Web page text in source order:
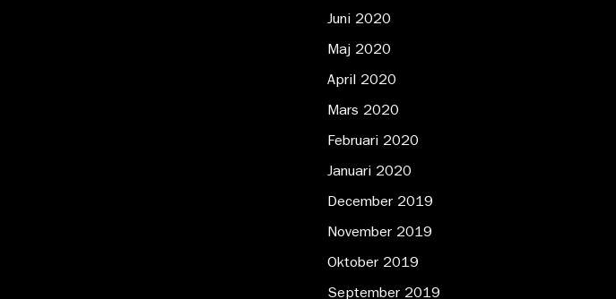
Juni 2020
Maj 2020
April 2020
Mars 2020
Februari 2020
Januari 2020
December 2019
November 2019
Oktober 2019
September 2019